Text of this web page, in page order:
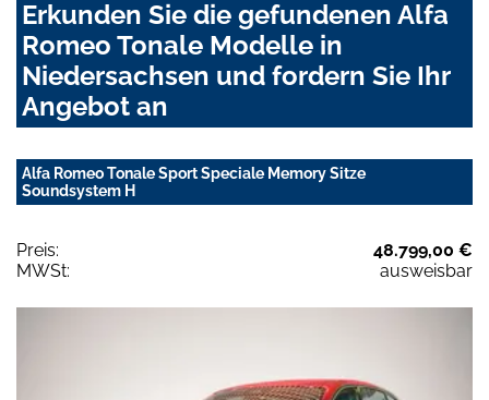
Erkunden Sie die gefundenen Alfa
Romeo Tonale Modelle in
Niedersachsen und fordern Sie Ihr
Angebot an
Alfa Romeo Tonale Sport Speciale Memory Sitze
Soundsystem H
Preis:
48.799,00 €
MWSt:
ausweisbar